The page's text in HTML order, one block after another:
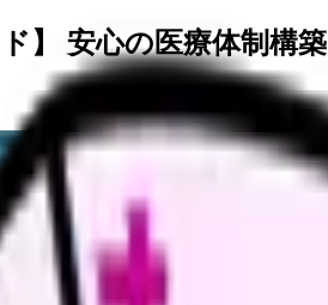
】 安心の医療体制構築